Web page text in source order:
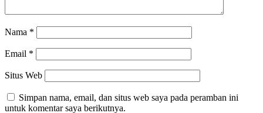
Nama *
Email *
Situs Web
Simpan nama, email, dan situs web saya pada peramban ini
untuk komentar saya berikutnya.